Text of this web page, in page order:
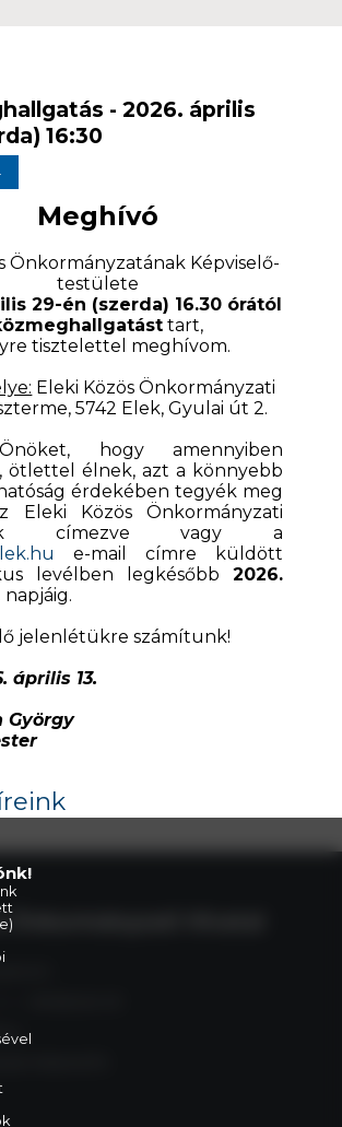
- 2026. április
16:30
Meghívó
Önkormányzatának Képviselő-
testülete
29-én (szerda) 16.30 órától
tart,
tisztelettel meghívom.
Eleki Közös Önkormányzati
5742 Elek, Gyulai út 2.
hogy amennyiben
ötlettel élnek, azt a könnyebb
érdekében tegyék meg
Eleki Közös Önkormányzati
címezve vagy a
e-mail címre küldött
levélben legkésőbb 2026.
napjáig.
jelenlétükre számítunk!
április 13.
György
Önkormányzati Hivatal
út 2.